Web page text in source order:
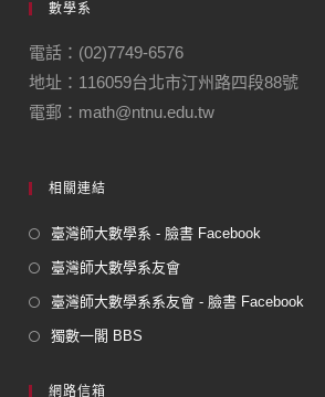
數學系
電話：(02)7749-6576
地址：116059台北市汀州路四段88號
電郵：math@ntnu.edu.tw
相關連結
臺灣師大數學系 - 臉書 Facebook
臺灣師大數學系友會
臺灣師大數學系系友會 - 臉書 Facebook
獨數一閣 BBS
網路信箱